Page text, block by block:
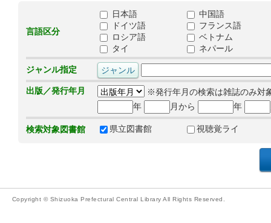
言語区分
日本語
中国語
ドイツ語
フランス語
ロシア語
ベトナム
タイ
ネパール
ジャンル指定
出版／発行年月
※発行年月の検索は雑誌のみ対
年
月から 年
検索対象図書館 県立図書館 視聴覚ライ
Copyright © Shizuoka Prefectural Central Library All Rights Reserved.